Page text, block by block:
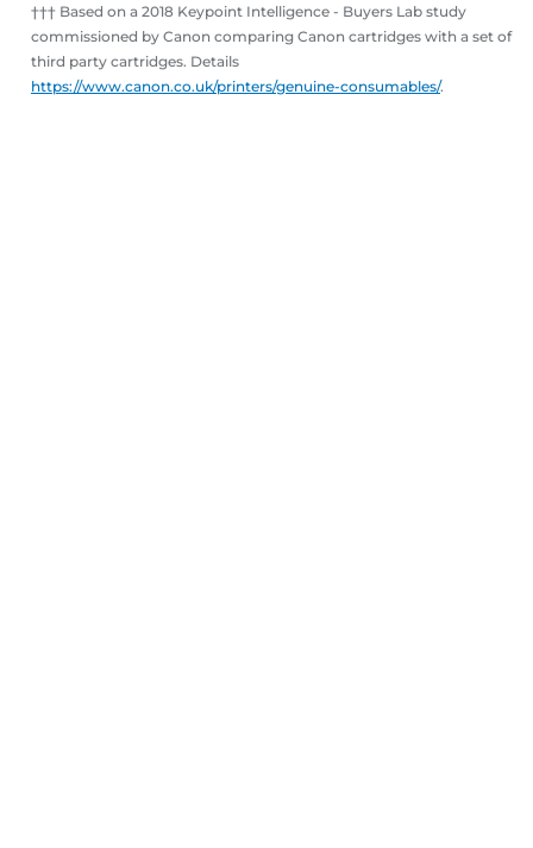
††† Based on a 2018 Keypoint Intelligence - Buyers Lab study
commissioned by Canon comparing Canon cartridges with a set of
third party cartridges. Details
https://www.canon.co.uk/printers/genuine-consumables/.